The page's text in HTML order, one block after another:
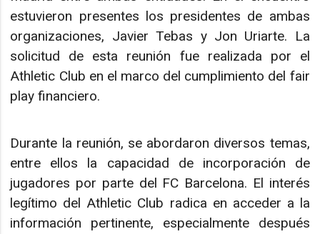
estuvieron presentes los presidentes de ambas
organizaciones, Javier Tebas y Jon Uriarte. La
solicitud de esta reunión fue realizada por el
Athletic Club en el marco del cumplimiento del fair
play financiero.
Durante la reunión, se abordaron diversos temas,
entre ellos la capacidad de incorporación de
jugadores por parte del FC Barcelona. El interés
legítimo del Athletic Club radica en acceder a la
información pertinente, especialmente después